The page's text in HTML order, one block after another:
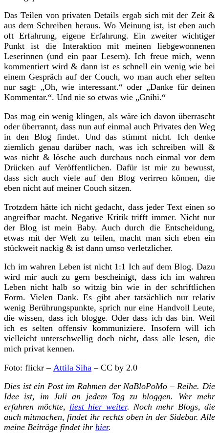
Das Teilen von privaten Details ergab sich mit der Zeit &
aus dem Schreiben heraus. Wo Meinung ist, ist eben auch
oft Erfahrung, eigene Erfahrung. Ein zweiter wichtiger
Punkt ist die Interaktion mit meinen liebgewonnenen
Leserinnen (und ein paar Lesern). Ich freue mich, wenn
kommentiert wird & dann ist es schnell ein wenig wie bei
einem Gespräch auf der Couch, wo man auch eher selten
nur sagt: „Oh, wie interessant.“ oder „Danke für deinen
Kommentar.“. Und nie so etwas wie „Gnihi.“
Das mag ein wenig klingen, als wäre ich davon überrascht
oder überrannt, dass nun auf einmal auch Privates den Weg
in den Blog findet. Und das stimmt nicht. Ich denke
ziemlich genau darüber nach, was ich schreiben will &
was nicht & lösche auch durchaus noch einmal vor dem
Drücken auf Veröffentlichen. Dafür ist mir zu bewusst,
dass sich auch viele auf den Blog verirren können, die
eben nicht auf meiner Couch sitzen.
Trotzdem hätte ich nicht gedacht, dass jeder Text einen so
angreifbar macht. Negative Kritik trifft immer. Nicht nur
der Blog ist mein Baby. Auch durch die Entscheidung,
etwas mit der Welt zu teilen, macht man sich eben ein
stückweit nackig & ist dann umso verletzlicher.
Ich im wahren Leben ist nicht 1:1 Ich auf dem Blog. Dazu
wird mir auch zu gern bescheinigt, dass ich im wahren
Leben nicht halb so witzig bin wie in der schriftlichen
Form. Vielen Dank. Es gibt aber tatsächlich nur relativ
wenig Berührungspunkte, sprich nur eine Handvoll Leute,
die wissen, dass ich blogge. Oder dass ich das bin. Weil
ich es selten offensiv kommuniziere. Insofern will ich
vielleicht unterschwellig doch nicht, dass alle lesen, die
mich privat kennen.
Foto: flickr – Attila Siha – CC by 2.0
Dies ist ein Post im Rahmen der NaBloPoMo – Reihe. Die
Idee ist, im Juli an jedem Tag zu bloggen. Wer mehr
erfahren möchte, liest hier weiter. Noch mehr Blogs, die
auch mitmachen, findet ihr rechts oben in der Sidebar. Alle
meine Beiträge findet ihr hier.